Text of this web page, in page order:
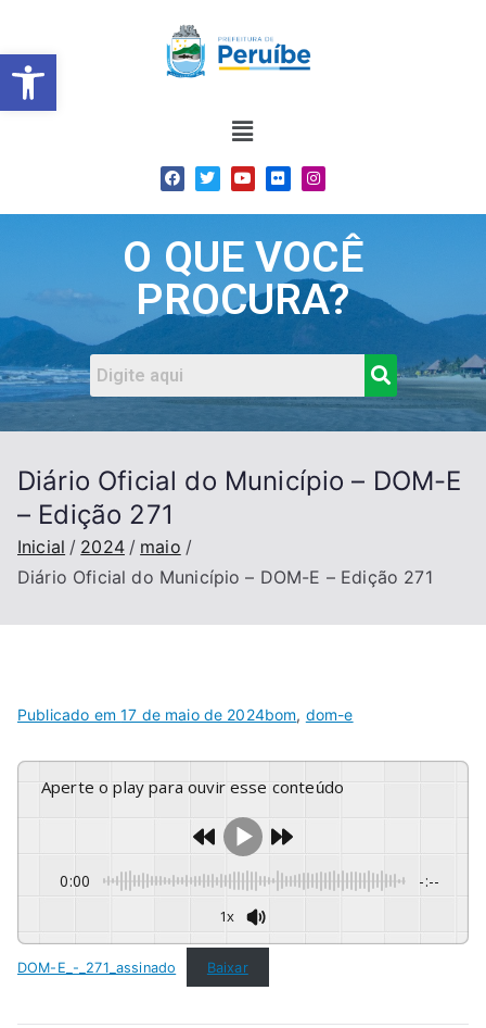
Barra de Ferramentas
O QUE VOCÊ
PROCURA?
Diário Oficial do Município – DOM-E
– Edição 271
Inicial 2024
maio
Diário Oficial do Município – DOM-E – Edição 271
Publicado em17 de maio de 2024bom, dom-e
Aperte o play para ouvir esse conteúdo
0:00 -:--
1x
DOM-E_-_271_assinado Baixar